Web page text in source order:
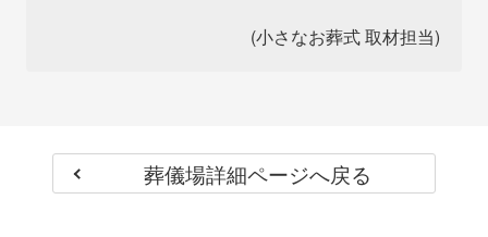
(小さなお葬式 取材担当)
葬儀場詳細ページへ戻る